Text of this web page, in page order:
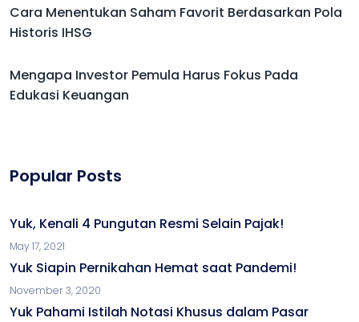
Cara Menentukan Saham Favorit Berdasarkan Pola
Historis IHSG
Mengapa Investor Pemula Harus Fokus Pada
Edukasi Keuangan
Popular Posts
Yuk, Kenali 4 Pungutan Resmi Selain Pajak!
May 17, 2021
Yuk Siapin Pernikahan Hemat saat Pandemi!
November 3, 2020
Yuk Pahami Istilah Notasi Khusus dalam Pasar